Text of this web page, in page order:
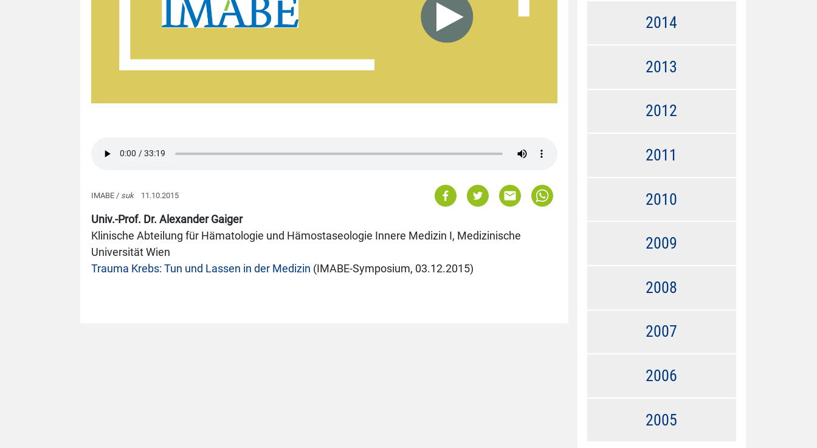
IMABE / suk11.10.2015
Univ.-Prof. Dr. Alexander Gaiger
Klinische Abteilung für Hämatologie und Hämostaseologie Innere Medizin I, Medizinische
Universität Wien
Trauma Krebs: Tun und Lassen in der Medizin (IMABE-Symposium, 03.12.2015)
2014
2013
2012
2011
2010
2009
2008
2007
2006
2005